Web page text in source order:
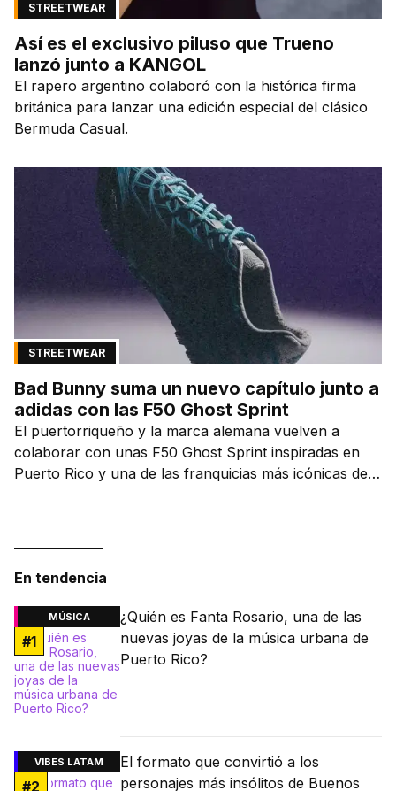
STREETWEAR
Así es el exclusivo piluso que Trueno
lanzó junto a KANGOL
El rapero argentino colaboró con la histórica firma
británica para lanzar una edición especial del clásico
Bermuda Casual.
STREETWEAR
Bad Bunny suma un nuevo capítulo junto a
adidas con las F50 Ghost Sprint
El puertorriqueño y la marca alemana vuelven a
colaborar con unas F50 Ghost Sprint inspiradas en
Puerto Rico y una de las franquicias más icónicas del
En tendencia
MÚSICA
#1
¿Quién es Fanta Rosario, una de las
nuevas joyas de la música urbana de
Puerto Rico?
VIBES LATAM
#2
El formato que convirtió a los
personajes más insólitos de Buenos